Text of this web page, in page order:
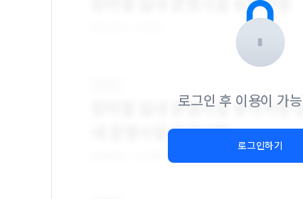
로그인 후 이용이 가
로그인하기